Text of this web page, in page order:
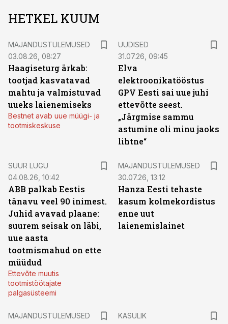
HETKEL KUUM
MAJANDUSTULEMUSED
03.08.26, 08:27
Haagiseturg ärkab:
tootjad kasvatavad
mahtu ja valmistuvad
uueks laienemiseks
Bestnet avab uue müügi- ja
tootmiskeskuse
UUDISED
31.07.26, 09:45
Elva
elektroonikatööstus
GPV Eesti sai uue juhi
ettevõtte seest.
„Järgmise sammu
astumine oli minu jaoks
lihtne“
SUUR LUGU
04.08.26, 10:42
ABB palkab Eestis
tänavu veel 90 inimest.
Juhid avavad plaane:
suurem seisak on läbi,
uue aasta
tootmismahud on ette
müüdud
Ettevõte muutis
tootmistöötajate
palgasüsteemi
MAJANDUSTULEMUSED
30.07.26, 13:12
Hanza Eesti tehaste
kasum kolmekordistus
enne uut
laienemislainet
MAJANDUSTULEMUSED
KASULIK